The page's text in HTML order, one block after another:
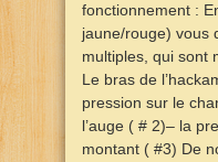
fonctionnement :
jaune/rouge) vous
multiples, qui sont
Le bras de
pression sur le
l’auge ( # 2)– la
montant ( #3) De